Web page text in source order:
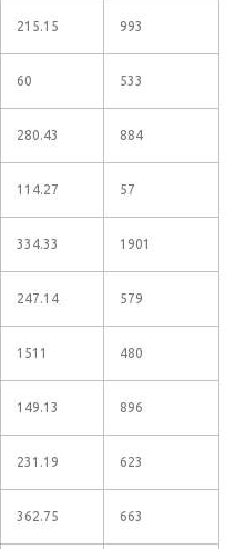
215.15 993
60 533
280.43 884
114.27 57
334.33 1901
247.14 579
1511 480
149.13 896
231.19 623
362.75 663